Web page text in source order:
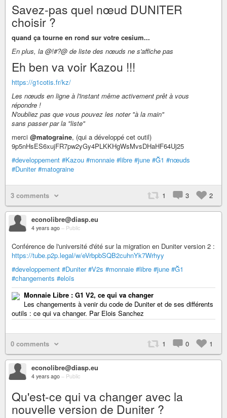
Savez-pas quel nœud DUNITER
choisir ?
quand ça tourne en rond sur votre cesium...
En plus, la @!#?@ de liste des nœuds ne s'affiche pas
Eh ben va voir Kazou !!!
https://g1cotis.fr/kz/
Les nœuds en ligne à l'instant même activement prêt à vous
répondre !
N'oubliez pas que vous pouvez les noter "à la main"
sans passer par la "liste"
merci @matograine, (qui a développé cet outil)
9p5nHsES6xujFR7pw2yGy4PLKKHgWsMvsDHaHF64Uj25
#developpement #Kazou #monnaie #libre #june #Ğ1 #nœuds
#Duniter #matograine
3 comments 1 3 2
econolibre@diasp.eu
4 years ago – Public
Conférence de l'université d'été sur la migration en Duniter version 2 :
https://tube.p2p.legal/w/eVrbpbSQB2cuhnYk7Wrhyy
#developpement #Duniter #V2s #monnaie #libre #june #Ğ1
#changements #eloïs
Monnaie Libre : G1 V2, ce qui va changer
Les changements à venir du code de Duniter et de ses différents
outils : ce qui va changer. Par Elois Sanchez
0 comments 1 0 1
econolibre@diasp.eu
4 years ago – Public
Qu'est-ce qui va changer avec la
nouvelle version de Duniter ?